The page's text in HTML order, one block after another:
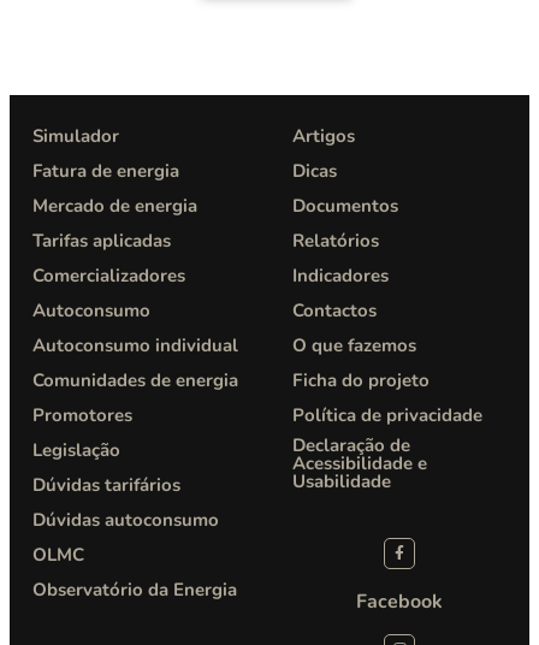
Simulador
Fatura de energia
Mercado de energia
Tarifas aplicadas
Comercializadores
Autoconsumo
Autoconsumo individual
Comunidades de energia
Promotores
Legislação
Dúvidas tarifários
Dúvidas autoconsumo
Artigos
Dicas
Documentos
Relatórios
Indicadores
Contactos
O que fazemos
Ficha do projeto
Política de privacidade​
Declaração de
Acessibilidade e
Usabilidade
OLMC
Observatório da Energia
Facebook